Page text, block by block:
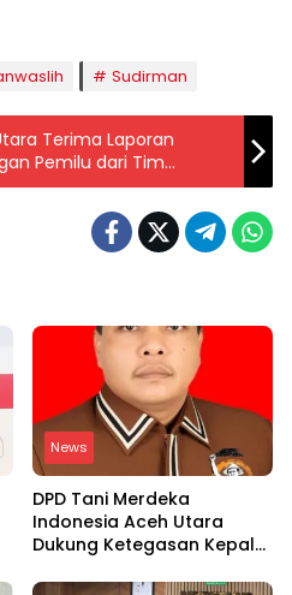
Sudirman
Terima Laporan
Pemilu dari Tim
Gub/Wagub 01
News
DPD Tani Merdeka
Indonesia Aceh Utara
Dukung Ketegasan Kepala